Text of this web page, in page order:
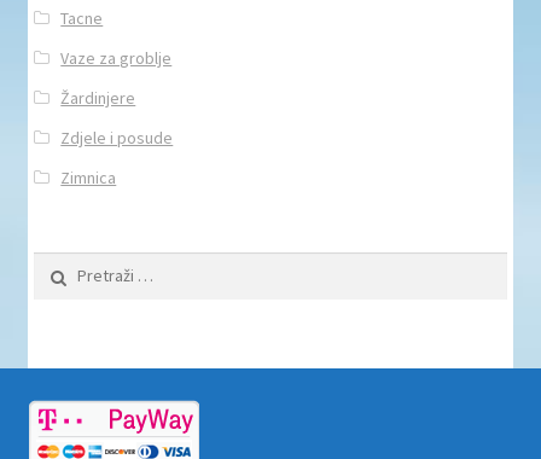
Tacne
Vaze za groblje
Žardinjere
Zdjele i posude
Zimnica
Pretraži: